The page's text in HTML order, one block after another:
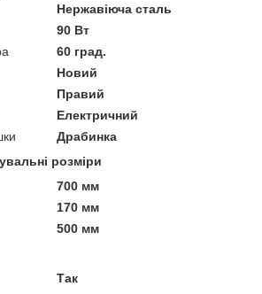
Нержавіюча сталь
90 Вт
60 град.
Новий
Правий
Електричний
Драбинка
розміри
700 мм
170 мм
500 мм
Так